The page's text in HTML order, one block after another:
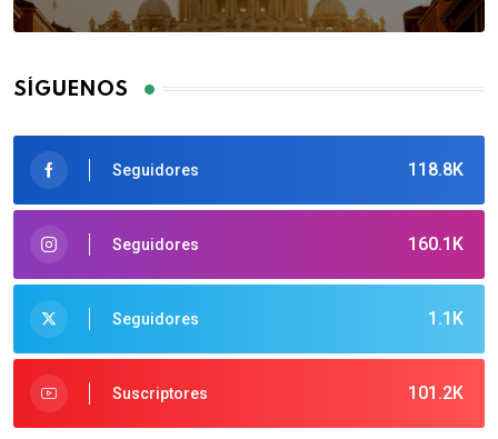
SÍGUENOS
118.8K
Seguidores
160.1K
Seguidores
1.1K
Seguidores
101.2K
Suscriptores